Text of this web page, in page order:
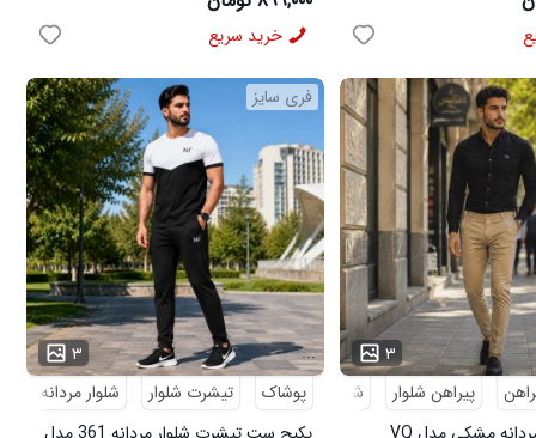
خرید سریع
۳
پیراهن شلوار
شلوار مردانه
فری سایز
۳
...
پوشاک
تیشرت شلوار شلوار مردانه